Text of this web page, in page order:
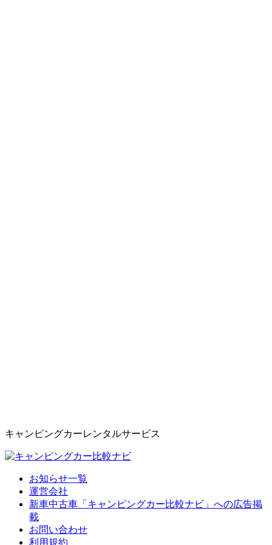
キャンピングカーレンタルサービス
お知らせ一覧
運営会社
新車中古車「キャンピングカー比較ナビ」への広告掲
載
お問い合わせ
利用規約